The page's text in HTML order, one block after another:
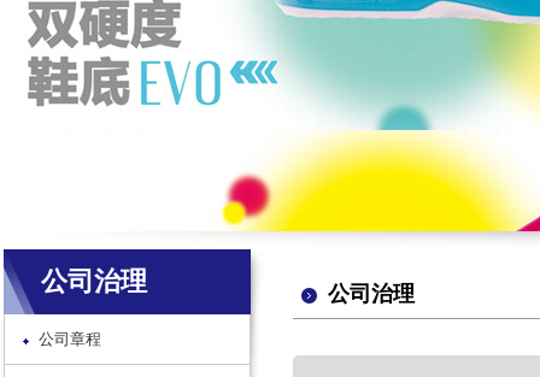
公司治理
公司章程
公司治理